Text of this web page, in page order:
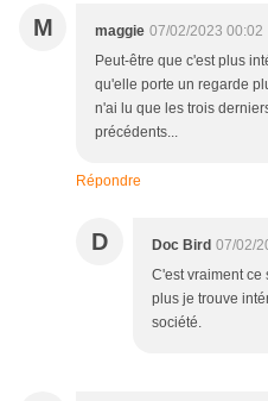
M maggie 07/02/2023 00:02
Peut-être que c'est plus
qu'elle porte un regarde
n'ai lu que les trois
précédents...
Répondre
D Doc Bird 07/02/
C'est vraiment ce
plus je trouve
société.